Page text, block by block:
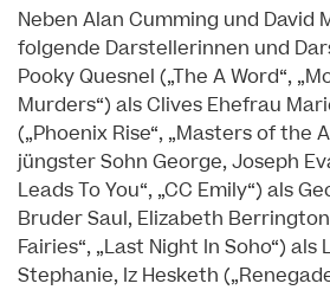
Neben Alan Cumming und David
folgende Darstellerinnen und
Pooky Quesnel („The A Word“,
Murders“) als Clives Ehefrau
(„Phoenix Rise“, „Masters of the
jüngster Sohn George, Joseph
Leads To You“, „CC Emily“) als
Bruder Saul, Elizabeth
Fairies“, „Last Night In Soho“)
Stephanie, Iz Hesketh